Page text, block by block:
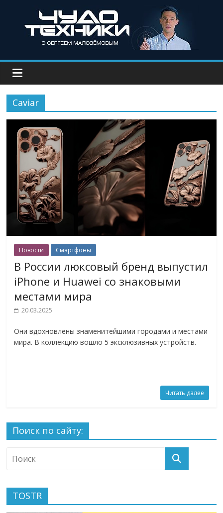
Caviar
Новости Смартфоны
В России люксовый бренд выпустил
iPhone и Huawei со знаковыми
местами мира
20.03.2025
Они вдохновлены знаменитейшими городами и местами
мира. В коллекцию вошло 5 эксклюзивных устройств.
Читать далее
Поиск по сайту:
TOSTR